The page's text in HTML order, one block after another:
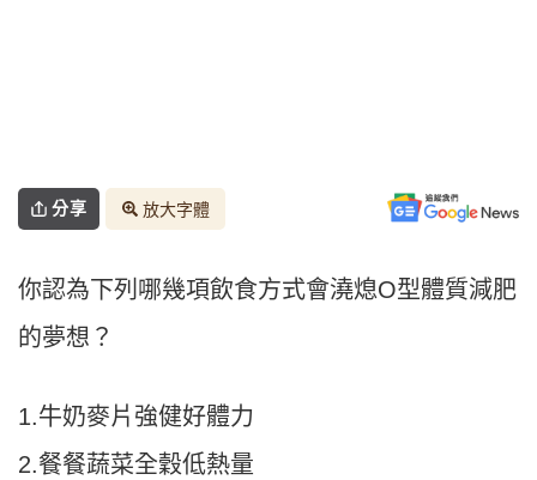
分享 放大字體
你認為下列哪幾項飲食方式會澆熄O型體質減肥
的夢想？
1.牛奶麥片強健好體力
2.餐餐蔬菜全穀低熱量